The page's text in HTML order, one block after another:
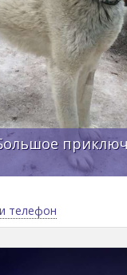
телефон